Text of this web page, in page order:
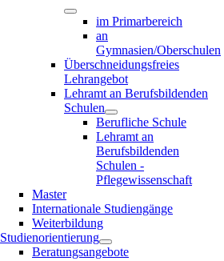
im Primarbereich
an
Gymnasien/Oberschulen
Überschneidungsfreies
Lehrangebot
Lehramt an Berufsbildenden
Schulen
Berufliche Schule
Lehramt an
Berufsbildenden
Schulen -
Pflegewissenschaft
Master
Internationale Studiengänge
Weiterbildung
Studienorientierung
Beratungsangebote